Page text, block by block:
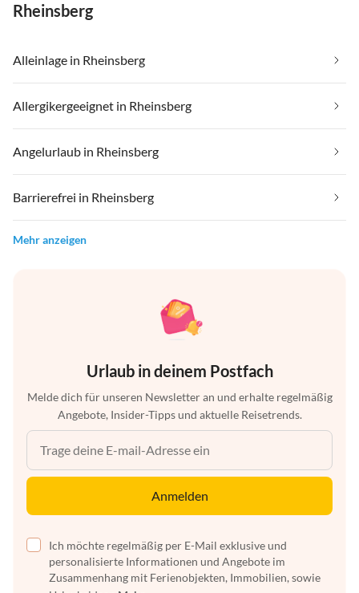
Rheinsberg
Alleinlage in Rheinsberg
Allergikergeeignet in Rheinsberg
Angelurlaub in Rheinsberg
Barrierefrei in Rheinsberg
Mehr anzeigen
Urlaub in deinem Postfach
Melde dich für unseren Newsletter an und erhalte regelmäßig
Angebote, Insider-Tipps und aktuelle Reisetrends.
Anmelden
Ich möchte regelmäßig per E-Mail exklusive und
personalisierte Informationen und Angebote im
Zusammenhang mit Ferienobjekten, Immobilien, sowie